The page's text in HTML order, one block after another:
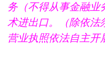
务（不得从事金融业
术进出口。（除依法
营业执照依法自主开